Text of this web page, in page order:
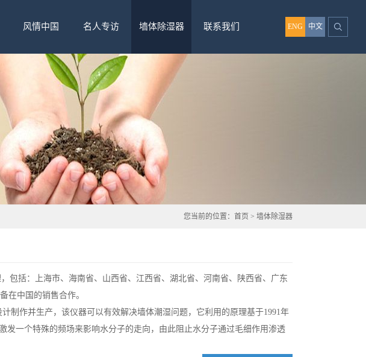
风情中国 名人专访 墙体除湿器 联系我们 ENG 中文
您当前的位置： 首页 > 墙体除湿器
包括：上海市、海南省、山西省、江西省、湖北省、河南省、陕西省、广东
在中国的销售合作。
制作并生产，该仪器可以有效解决墙体潮湿问题，它利用的原理基于1991年
发一个特殊的频场来影响水分子的走向，由此阻止水分子通过毛细作用渗透